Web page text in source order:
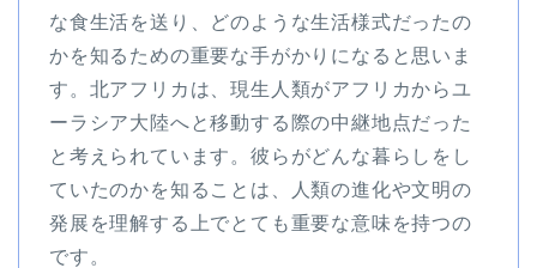
な食生活を送り、どのような生活様式だったの
かを知るための重要な手がかりになると思いま
す。北アフリカは、現生人類がアフリカからユ
ーラシア大陸へと移動する際の中継地点だった
と考えられています。彼らがどんな暮らしをし
ていたのかを知ることは、人類の進化や文明の
発展を理解する上でとても重要な意味を持つの
です。